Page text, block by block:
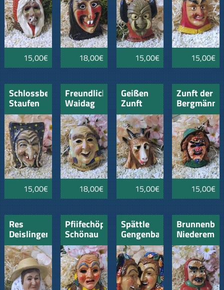
15,00€ 18,00€ 15,00€ 15,00€
Schlossberghexen
Staufen
15,00€
Freundlicher
Waidag
Laupheim
18,00€
Geißen
Zunft
Dittishausen
1967
15,00€
Zunft der
Eisenbach
15,00€
Res
Deislingen
Pfiifechöpf
Schönau
Spättle
Gengenbach